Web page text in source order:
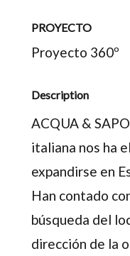
PROYECTO
Proyecto 360º
Description
ACQUA &
italiana nos ha
expandirse en
Han contado
búsqueda del
dirección de la